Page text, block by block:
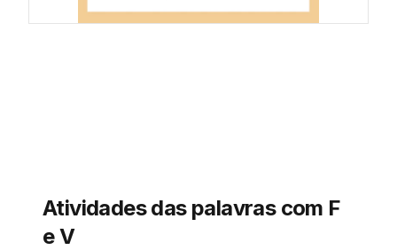
Atividades das palavras com F
e V